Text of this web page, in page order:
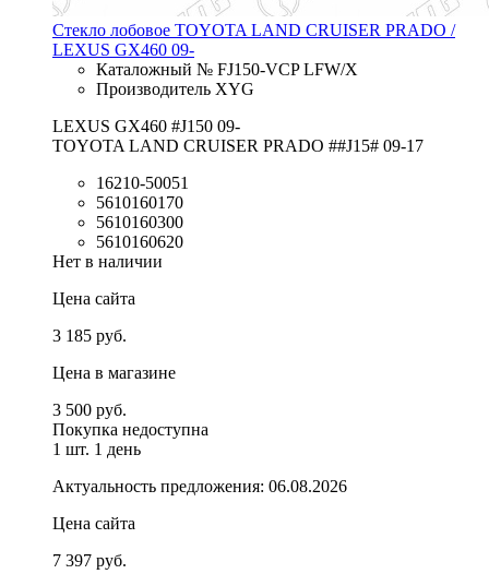
Стекло лобовое TOYOTA LAND CRUISER PRADO /
LEXUS GX460 09-
Каталожный № FJ150-VCP LFW/X
Производитель XYG
LEXUS GX460 #J150 09-
TOYOTA LAND CRUISER PRADO ##J15# 09-17
16210-50051
5610160170
5610160300
5610160620
Нет в наличии
Цена сайта
3 185 руб.
Цена в магазине
3 500 руб.
Покупка недоступна
1 шт. 1 день
Актуальность предложения: 06.08.2026
Цена сайта
7 397 руб.